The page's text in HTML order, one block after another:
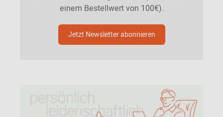
einem Bestellwert von 100€).
Jetzt Newsletter abonnieren